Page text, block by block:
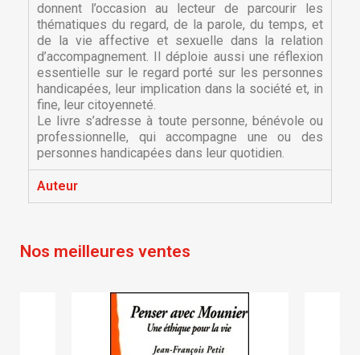
Ajouter à ma liste d'envies ×
add_circle_outline Créer une nouvelle liste
Nom de la liste d'envies
Annuler
Vous devez être connecté pour ajouter des produits
à votre liste d'envies.
Annuler Connexion
donnent l’occasion au lecteur de parcourir les
thématiques du regard, de la parole, du temps, et
de la vie affective et sexuelle dans la relation
d’accompagnement. Il déploie aussi une réflexion
essentielle sur le regard porté sur les personnes
handicapées, leur implication dans la société et, in
fine, leur citoyenneté.
Le livre s’adresse à toute personne, bénévole ou
professionnelle, qui accompagne une ou des
personnes handicapées dans leur quotidien.
Auteur
Nos meilleures ventes